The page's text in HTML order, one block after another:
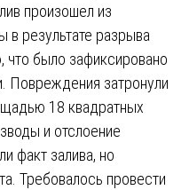
произошел из
результате разрыва
что было зафиксировано
Повреждения затронули
18 квадратных
и отслоение
факт залива, но
Требовалось провести